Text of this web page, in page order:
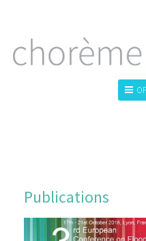
Publications